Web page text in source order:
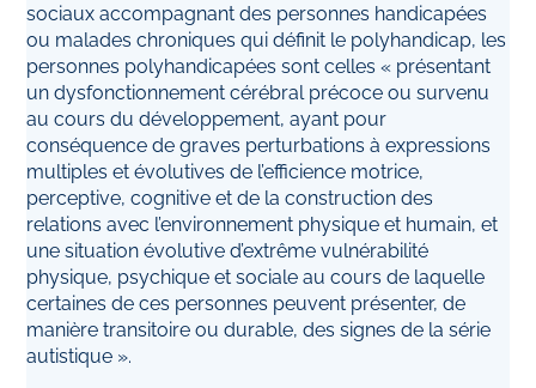
sociaux accompagnant des personnes handicapées
ou malades chroniques qui définit le polyhandicap, les
personnes polyhandicapées sont celles « présentant
un dysfonctionnement cérébral précoce ou survenu
au cours du développement, ayant pour
conséquence de graves perturbations à expressions
multiples et évolutives de l’efficience motrice,
perceptive, cognitive et de la construction des
relations avec l’environnement physique et humain, et
une situation évolutive d’extrême vulnérabilité
physique, psychique et sociale au cours de laquelle
certaines de ces personnes peuvent présenter, de
manière transitoire ou durable, des signes de la série
autistique ».